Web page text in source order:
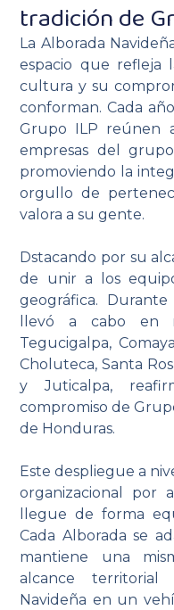
tradición de
La Alborada
espacio que refleja
cultura y su
conforman. Cada
Grupo ILP reúnen
empresas del
promoviendo la
orgullo de
valora a su gente.
Dstacando por su
de unir a los
geográfica.
llevó a cabo en
Tegucigalpa,
Choluteca, Santa
y Juticalpa,
compromiso de
de Honduras.
Este despliegue a
organizacional por
llegue de forma
Cada Alborada se
mantiene una
alcance
Navideña en un